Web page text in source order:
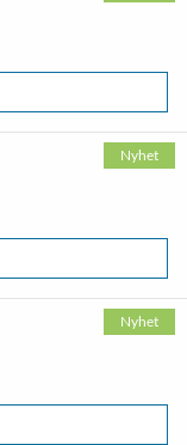
Nyhet
Nyhet